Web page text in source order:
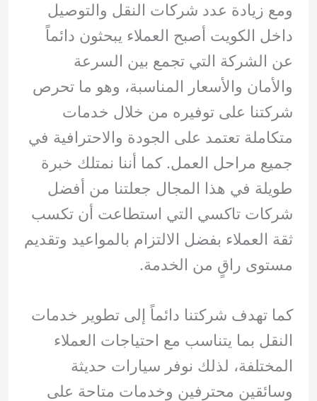
ومع زيادة عدد شركات النقل والتوصيل
داخل الكويت أصبح العملاء يبحثون دائماً
عن الشركة التي تجمع بين السرعة
والأمان والأسعار المناسبة، وهو ما تحرص
شركتنا على توفيره من خلال خدمات
متكاملة تعتمد على الجودة والاحترافية في
جميع مراحل العمل. كما أننا نمتلك خبرة
طويلة في هذا المجال جعلتنا من أفضل
شركات تاكسي التي استطاعت أن تكسب
ثقة العملاء بفضل الالتزام بالمواعيد وتقديم
مستوى راقٍ من الخدمة.
كما تهدف شركتنا دائماً إلى تطوير خدمات
النقل بما يتناسب مع احتياجات العملاء
المختلفة، لذلك نوفر سيارات حديثة
وسائقين محترفين وخدمات متاحة على